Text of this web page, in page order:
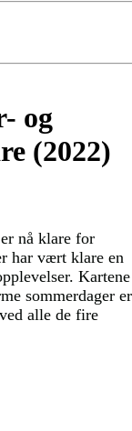
og
(2022)
nå klare for
har vært klare en
Kartene
sommerdager er
alle de fire